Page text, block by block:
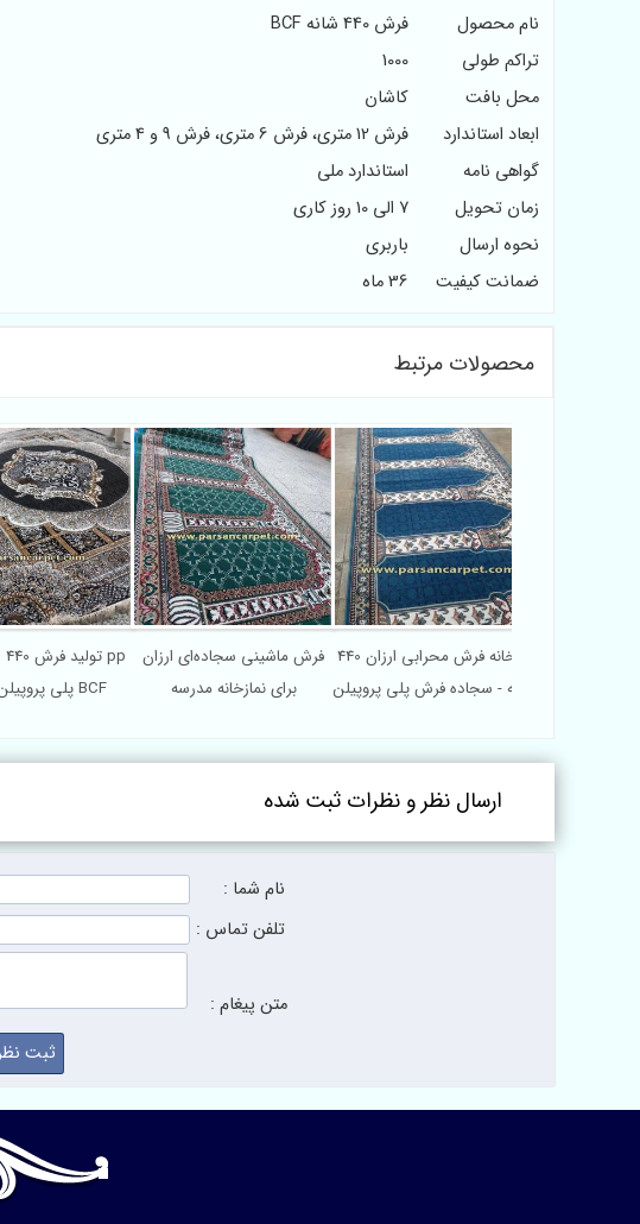
نام محصول
فرش 440 شانه BCF
تراکم طولی
1000
محل بافت
کاشان
ابعاد استاندارد
فرش 12 متری، فرش 6 متری، فرش 9 و 4 متری
گواهی نامه
استاندارد ملی
زمان تحویل
7 الی 10 روز کاری
نحوه ارسال
باربری
ضمانت کیفیت
36 ماه
محصولات مرتبط
پلی پروپیلن |فرش BCF
فرش ماشینی سجاده‌ای ارزان
برای نمازخانه مدرسه
کارخانه فرش محرابی ارزان 440
شانه - سجاده فرش پلی پروپیلن
ارسال نظر و نظرات ثبت شده
نام شما :
تلفن تماس :
متن پیغام :